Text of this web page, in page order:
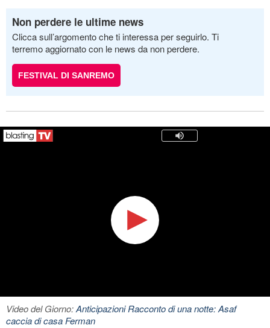
Non perdere le ultime news
Clicca sull’argomento che ti interessa per seguirlo. Ti
terremo aggiornato con le news da non perdere.
FESTIVAL DI SANREMO
Video del Giorno:Anticipazioni Racconto di una notte: Asaf
caccia di casa Ferman